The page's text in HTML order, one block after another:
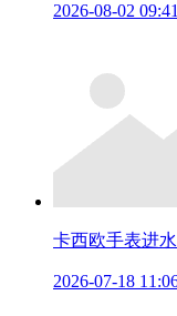
2026-08-02
卡西欧手表进
2026-07-18